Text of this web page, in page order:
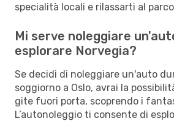
specialità locali e rilassarti al
Mi serve noleggiare
esplorare Norvegia?
Se decidi di noleggiare un'auto
soggiorno a Oslo, avrai la
gite fuori porta, scoprendo i
L’autonoleggio ti consente di